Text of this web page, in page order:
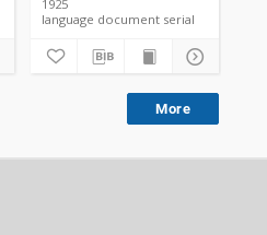
1925
language document serial
More